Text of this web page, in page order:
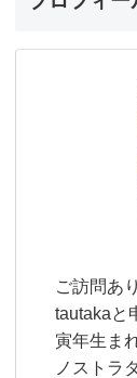
ご訪問あ
tautakaと
寅年生ま
ノストラ